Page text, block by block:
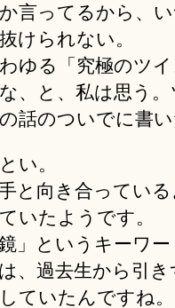
言ってるから、
けられない。
ゆる「究極のツ
、と、私は思う
話のついでに書
い。
と向き合ってい
いたようです。
鏡」というキーワ
、過去生から引
ていたんですね。